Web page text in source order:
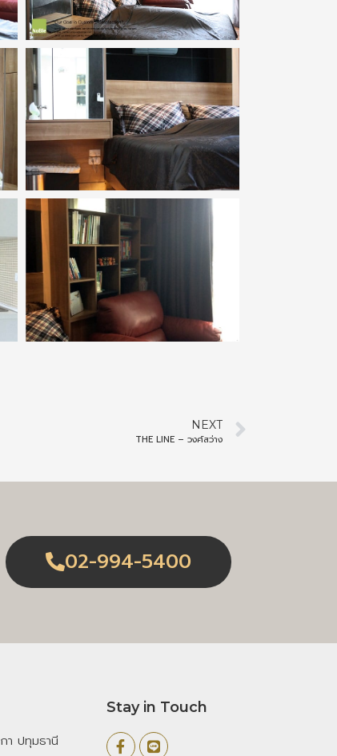
NEXT
THE LINE – วงศ์สว่าง
02-994-5400
า ปทุมธานี
Stay in Touch